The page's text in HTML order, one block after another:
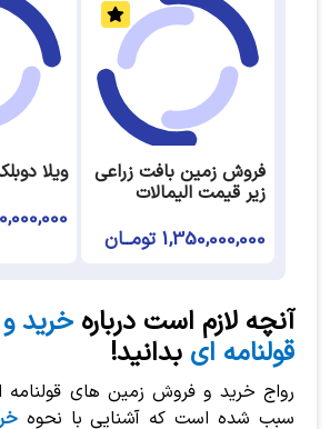
فروش زمین بافت زراعی
زیر قیمت الیمالات
1,350,000,000 تومــان
ویلا
آنچه لازم است درباره خرید
قولنامه ای بدانید!
رواج خرید و فروش زمین های قولنامه
سبب شده است که آشنایی با نحوه